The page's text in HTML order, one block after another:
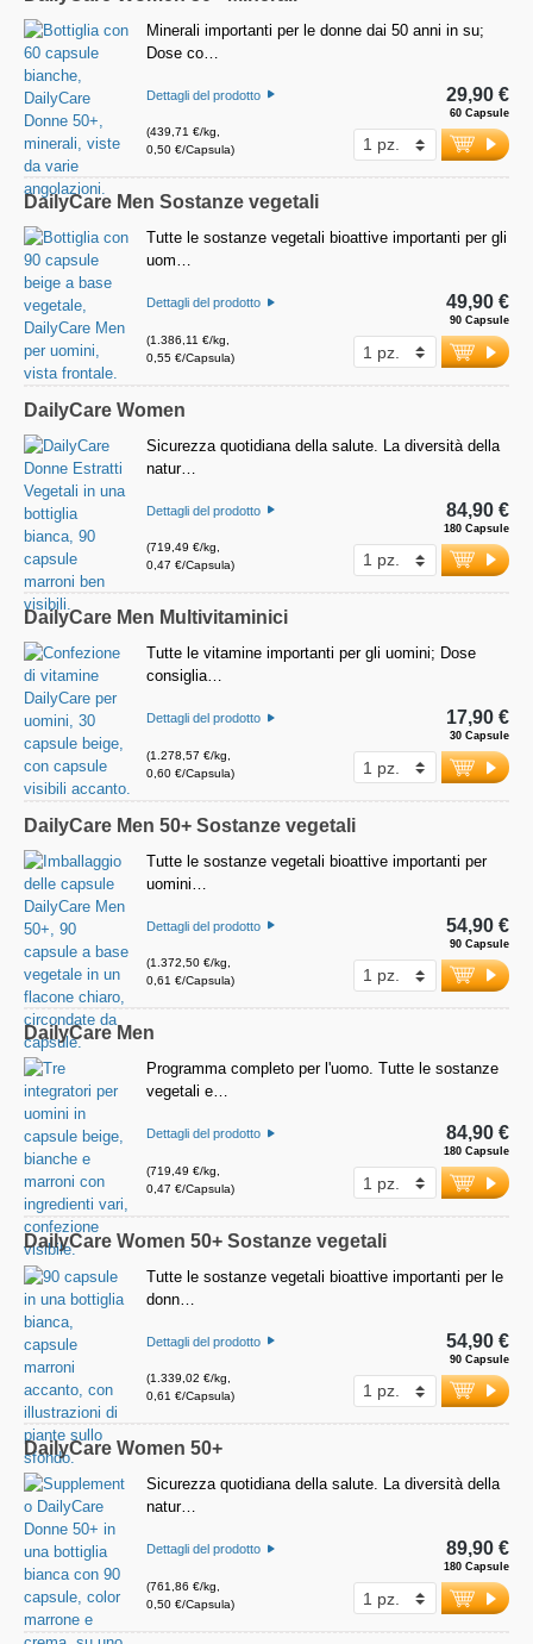
Minerali importanti per le donne dai 50 anni in su;
Dose co…
Dettagli del prodotto
(439,71 €/kg,
0,50 €/Capsula)
60 Capsule
29,90 €
DailyCare Men Sostanze vegetali
Tutte le sostanze vegetali bioattive importanti per gli
uom…
Dettagli del prodotto
(1.386,11 €/kg,
0,55 €/Capsula)
90 Capsule
49,90 €
DailyCare Women
Sicurezza quotidiana della salute. La diversità della
natur…
Dettagli del prodotto
(719,49 €/kg,
0,47 €/Capsula)
180 Capsule
84,90 €
DailyCare Men Multivitaminici
Tutte le vitamine importanti per gli uomini; Dose
consiglia…
Dettagli del prodotto
(1.278,57 €/kg,
0,60 €/Capsula)
30 Capsule
17,90 €
DailyCare Men 50+ Sostanze vegetali
Tutte le sostanze vegetali bioattive importanti per
uomini…
Dettagli del prodotto
(1.372,50 €/kg,
0,61 €/Capsula)
90 Capsule
54,90 €
DailyCare Men
Programma completo per l'uomo. Tutte le sostanze
vegetali e…
Dettagli del prodotto
(719,49 €/kg,
0,47 €/Capsula)
180 Capsule
84,90 €
DailyCare Women 50+ Sostanze vegetali
Tutte le sostanze vegetali bioattive importanti per le
donn…
Dettagli del prodotto
(1.339,02 €/kg,
0,61 €/Capsula)
90 Capsule
54,90 €
DailyCare Women 50+
Sicurezza quotidiana della salute. La diversità della
natur…
Dettagli del prodotto
(761,86 €/kg,
0,50 €/Capsula)
180 Capsule
89,90 €